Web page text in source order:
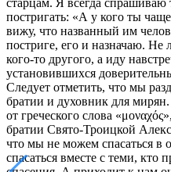
постригать: «А у кого ты
вижу, что названный им
постриге, его и назначаю. Не
кого-то другого, а иду
установившихся
Следует отметить, что мы
братии и духовник для
от греческого слова
братии Свято-Троицкой
что мы не можем спасаться
спасаться вместе с теми, кто